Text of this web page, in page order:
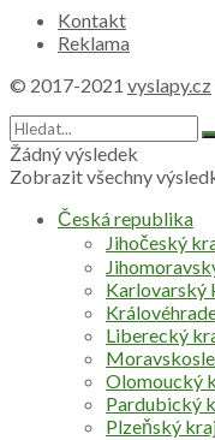
Kontakt
Reklama
© 2017-2021 vyslapy.cz
Žádný výsledek
Zobrazit všechny
Česká republika
Jihočeský
Karlovarský
Liberecký
Olomoucký
Pardubický
Plzeňský